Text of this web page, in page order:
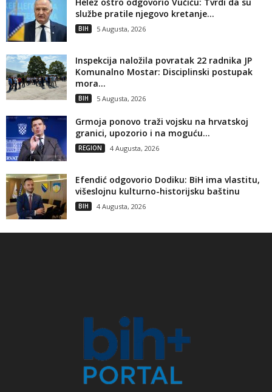
službe pratile njegovo kretanje...
BIH 5 Augusta, 2026
Inspekcija naložila povratak 22 radnika JP
Komunalno Mostar: Disciplinski postupak
mora...
BIH 5 Augusta, 2026
Grmoja ponovo traži vojsku na hrvatskoj
granici, upozorio i na moguću...
REGION 4 Augusta, 2026
Efendić odgovorio Dodiku: BiH ima vlastitu,
višeslojnu kulturno-historijsku baštinu
BIH 4 Augusta, 2026